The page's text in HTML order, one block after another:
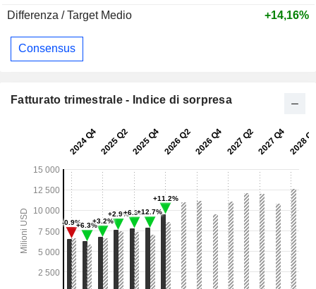
Differenza / Target Medio
+14,16%
Consensus
Fatturato trimestrale - Indice di sorpresa